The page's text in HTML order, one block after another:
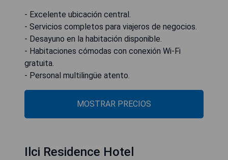
- Excelente ubicación central.
- Servicios completos para viajeros de negocios.
- Desayuno en la habitación disponible.
- Habitaciones cómodas con conexión Wi-Fi
gratuita.
- Personal multilingüe atento.
MOSTRAR PRECIOS
Ilci Residence Hotel